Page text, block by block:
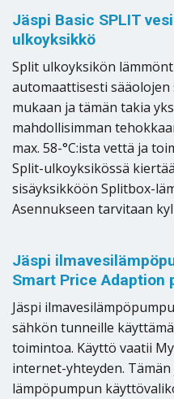
Jäspi Basic SPLIT
ulkoyksikkö
Split ulkoyksikön
automaattisesti
mukaan ja tämän takia
mahdollisimman
max. 58-°C:ista vettä ja
Split-ulkoyksikössä
sisäyksikköön Splitbox-
Asennukseen tarvitaan
Jäspi
Smart Price Adaption
Jäspi
sähkön tunneille
toimintoa. Käyttö vaatii
internet-yhteyden.
lämpöpumpun